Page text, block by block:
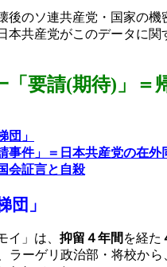
後のソ連共産党・国家の機
本共産党がこのデータに
「要請(期待) 」＝
団」
事件」＝日本共産党の在
会証言と自殺
団」
イ」は、 抑留４年間 を経た
ラーゲリ政治部・将校か